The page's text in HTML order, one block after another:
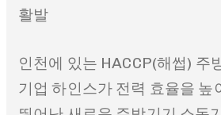
활발
인천에 있는 HACCP(해썹) 주
기업 하인스가 전력 효율을 높